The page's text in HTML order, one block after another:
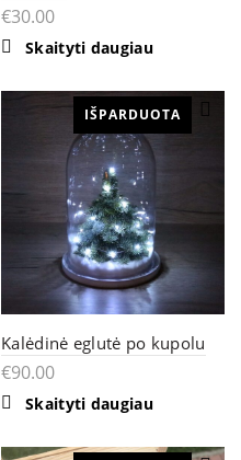
€30.00
Skaityti daugiau
IŠPARDUOTA
Kalėdinė eglutė po kupolu
€90.00
Skaityti daugiau